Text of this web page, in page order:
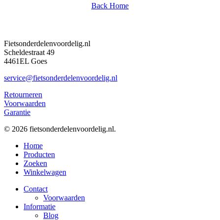
Back Home
Fietsonderdelenvoordelig.nl
Scheldestraat 49
4461EL Goes
service@fietsonderdelenvoordelig.nl
Retourneren
Voorwaarden
Garantie
© 2026 fietsonderdelenvoordelig.nl.
Close
Menu
Home
Producten
Zoeken
Winkelwagen
Contact
Voorwaarden
Informatie
Blog